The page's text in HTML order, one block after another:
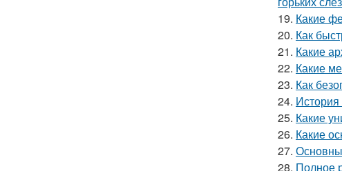
19. Какие
20. Как
21. Какие
22. Какие
23. Как
24.
25. Какие
26. Какие
27.
28. Полное